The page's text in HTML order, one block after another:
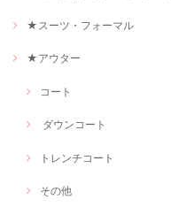
★スーツ・フォーマル
★アウター
コート
ダウンコート
トレンチコート
その他